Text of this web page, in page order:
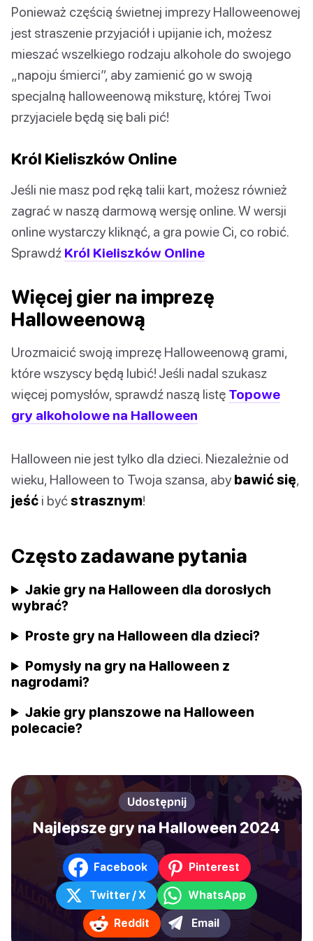
Ponieważ częścią świetnej imprezy Halloweenowej
jest straszenie przyjaciół i upijanie ich, możesz
mieszać wszelkiego rodzaju alkohole do swojego
„napoju śmierci”, aby zamienić go w swoją
specjalną halloweenową miksturę, której Twoi
przyjaciele będą się bali pić!
Król Kieliszków Online
Jeśli nie masz pod ręką talii kart, możesz również
zagrać w naszą darmową wersję online. W wersji
online wystarczy kliknąć, a gra powie Ci, co robić.
Sprawdź Król Kieliszków Online
Więcej gier na imprezę
Halloweenową
Urozmaicić swoją imprezę Halloweenową grami,
które wszyscy będą lubić! Jeśli nadal szukasz
więcej pomysłów, sprawdź naszą listę Topowe
gry alkoholowe na Halloween
Halloween nie jest tylko dla dzieci. Niezależnie od
wieku, Halloween to Twoja szansa, aby bawić się,
jeść i byćstrasznym!
Często zadawane pytania
Jakie gry na Halloween dla dorosłych
wybrać?
Proste gry na Halloween dla dzieci?
Pomysły na gry na Halloween z
nagrodami?
Jakie gry planszowe na Halloween
polecacie?
Udostępnij
Najlepsze gry na Halloween 2024
Facebook Pinterest
Twitter / X WhatsApp
Reddit Email